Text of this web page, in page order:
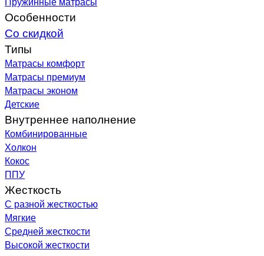
Особенности
Со скидкой
Типы
Матрасы комфорт
Матрасы премиум
Матрасы эконом
Детские
Внутреннее наполнение
Комбинированные
Холкон
Кокос
ППУ
Жесткость
С разной жесткостью
Мягкие
Средней жесткости
Высокой жесткости